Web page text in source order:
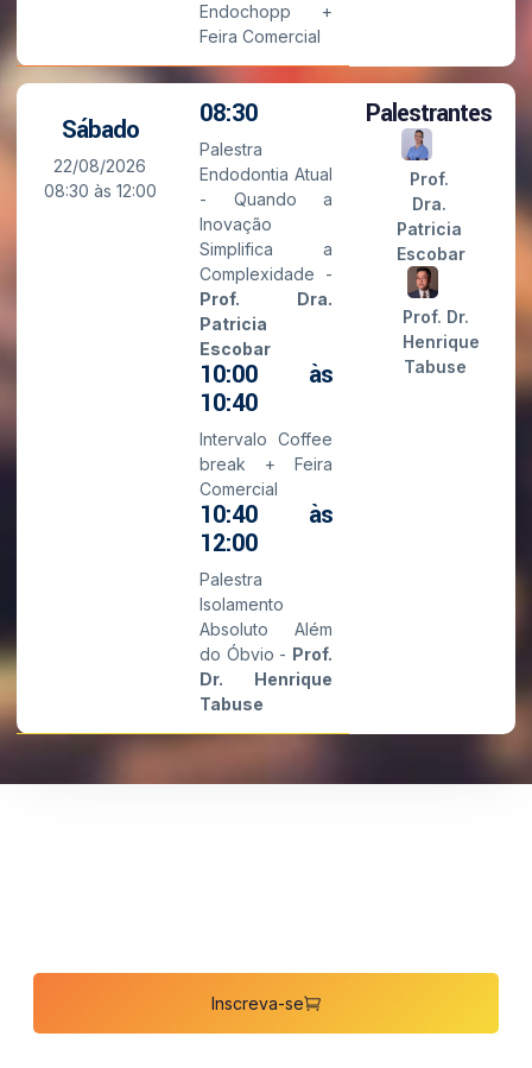
Endochopp +
Feira Comercial
Sábado
22/08/2026
08:30 às 12:00
08:30
Palestra
Endodontia Atual
- Quando a
Inovação
Simplifica a
Complexidade -
Prof. Dra.
Patricia
Escobar
10:00 às
10:40
Intervalo Coffee
break + Feira
Comercial
10:40 às
12:00
Palestra
Isolamento
Absoluto Além
do Óbvio - Prof.
Dr. Henrique
Tabuse
Palestrantes
Prof.
Dra.
Patricia
Escobar
Prof. Dr.
Henrique
Tabuse
Inscreva-se